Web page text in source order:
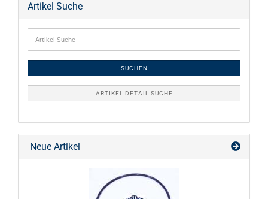
Artikel Suche
SUCHEN
ARTIKEL DETAIL SUCHE
Neue Artikel